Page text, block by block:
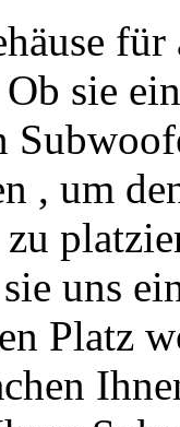
sie
, um
uns
Platz